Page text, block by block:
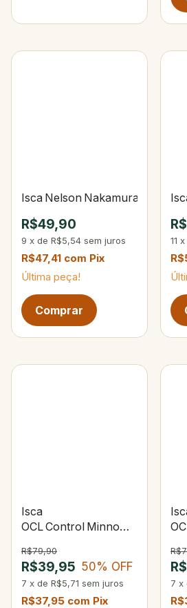
Isca Nelson Nakamura Zig
R$49,90
9 x de R$5,54 sem juros
R$47,41 com Pix
Última peça!
11 x
Isca
OCL Control Minnow 120
R$39,95
R$79,90
50% OFF
7 x de R$5,71 sem juros
R$37,95 com Pix
7 x